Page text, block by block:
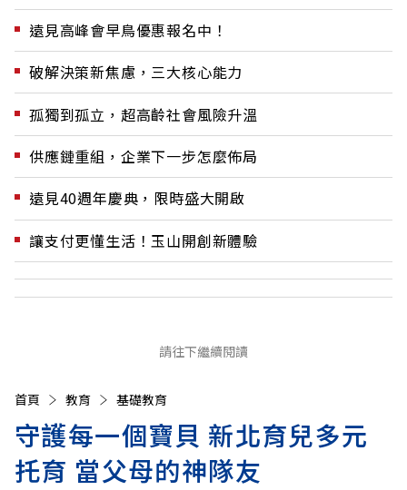
遠見高峰會早鳥優惠報名中！
破解決策新焦慮，三大核心能力
孤獨到孤立，超高齡社會風險升溫
供應鏈重組，企業下一步怎麼佈局
遠見40週年慶典，限時盛大開啟
讓支付更懂生活！玉山開創新體驗
請往下繼續閱讀
首頁 教育 基礎教育
守護每一個寶貝 新北育兒多元
托育 當父母的神隊友